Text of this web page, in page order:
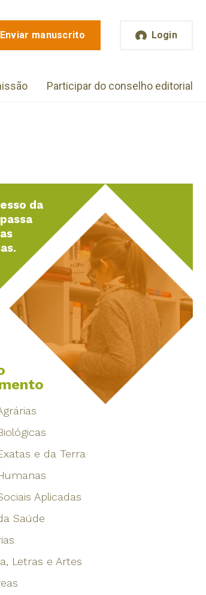
Enviar manuscrito Login
Participar do conselho editorial
da
e da Terra
Aplicadas
Saúde
Letras e Artes